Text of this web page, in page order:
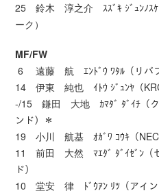
25 鈴木 淳之介 ｽｽﾞｷ ｼﾞｭﾝﾉｽｹ
ーク）
MF/FW
6 遠藤 航 ｴﾝﾄﾞｳ ﾜﾀﾙ（リバプ
14 伊東 純也 ｲﾄｳ ｼﾞｭﾝﾔ（KRC
-/15 鎌田 大地 ｶﾏﾀﾞ ﾀﾞｲﾁ（ク
ンド）＊
19 小川 航基 ｵｶﾞﾜ ｺｳｷ（NEC
11 前田 大然 ﾏｴﾀﾞ ﾀﾞｲｾﾞﾝ（
ド）
10 堂安 律 ﾄﾞｳｱﾝ ﾘﾂ（アイン